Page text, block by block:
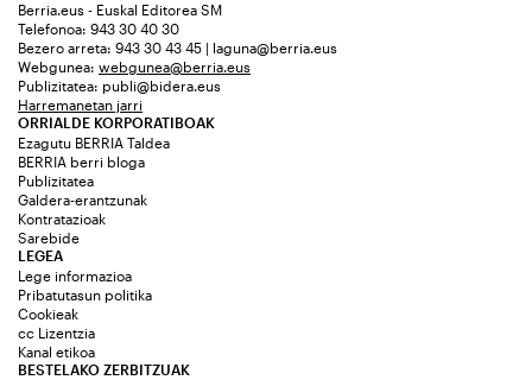
Berria.eus - Euskal Editorea SM
Telefonoa: 943 30 40 30
Bezero arreta: 943 30 43 45 | laguna@berria.eus
Webgunea: webgunea@berria.eus
Publizitatea: publi@bidera.eus
Harremanetan jarri
ORRIALDE KORPORATIBOAK
Ezagutu BERRIA Taldea
BERRIA berri bloga
Publizitatea
Galdera-erantzunak
Kontratazioak
Sarebide
LEGEA
Lege informazioa
Pribatutasun politika
Cookieak
cc Lizentzia
Kanal etikoa
BESTELAKO ZERBITZUAK